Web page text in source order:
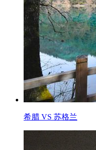
希腊 VS 苏格兰